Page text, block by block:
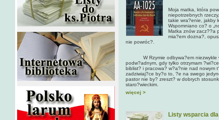
Moja matka, która
niepotrzebnych
takie wra?enie, jakby
Wspomniano co? o
Matka znów zacz??a
mia?em dozna?,
nie powróc?.
W Rzymie odbywa?em niezwykle
podw?adnym, gdy tylko otrzymam
biblist? i pracowa? w?a?nie nad nowym
zadziwiaj?ce by?o to, ?e na swego
pastor nie by? zreszt? w dobrych
staro?wieckim.
więcej >
Listy wsparcia